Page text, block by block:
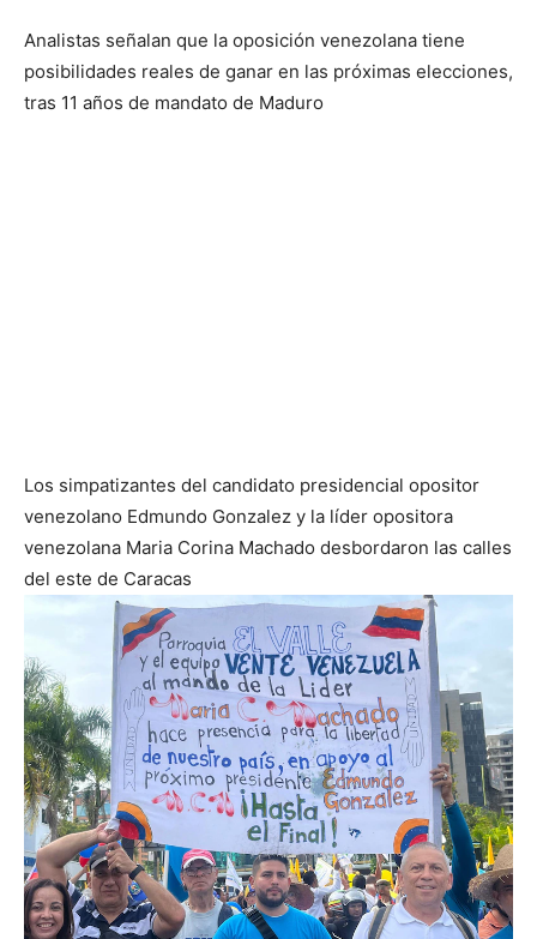
Analistas señalan que la oposición venezolana tiene
posibilidades reales de ganar en las próximas elecciones,
tras 11 años de mandato de Maduro
Los simpatizantes del candidato presidencial opositor
venezolano Edmundo Gonzalez y la líder opositora
venezolana Maria Corina Machado desbordaron las calles
del este de Caracas